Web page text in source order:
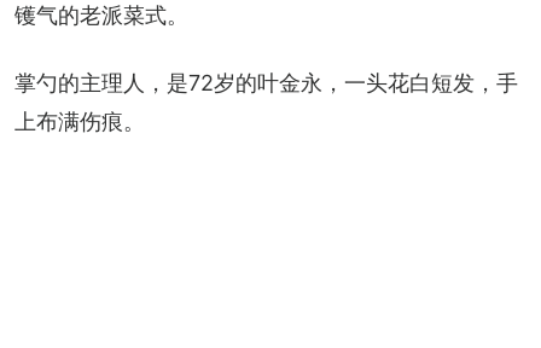
镬气的老派菜式。
掌勺的主理人，是72岁的叶金永，一头花白短发，手
上布满伤痕。